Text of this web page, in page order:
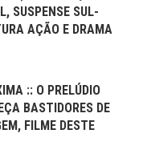
SUSPENSE SUL-
AÇÃO E DRAMA
:: O PRELÚDIO
BASTIDORES DE
FILME DESTE